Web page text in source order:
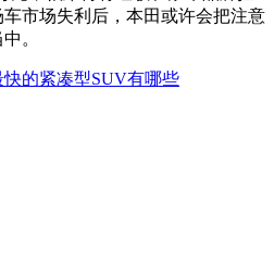
市场失利后，本田或许会把注意
。
的紧凑型SUV有哪些